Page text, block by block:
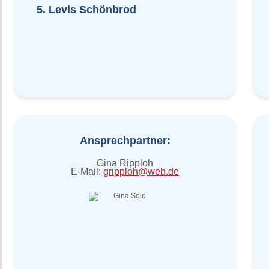
5. Levis Schönbrod
Ansprechpartner:
Gina Ripploh
E-Mail:gripploh@web.de